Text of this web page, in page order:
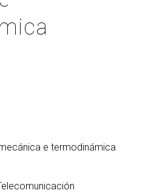
e termodinámica